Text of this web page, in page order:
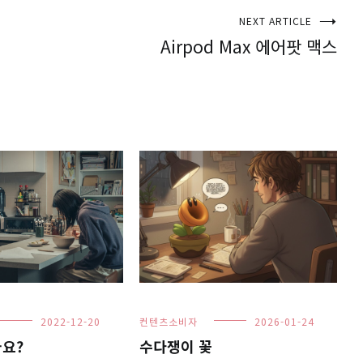
NEXT ARTICLE
Airpod Max 에어팟 맥스
2022-12-20
?
컨텐츠소비자 2026-01-24
수다쟁이 꽃